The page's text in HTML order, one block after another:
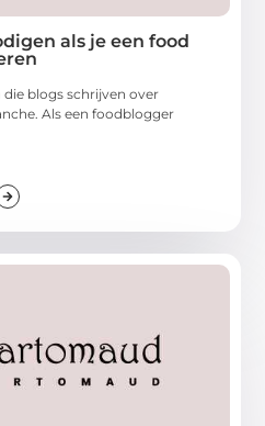
als je een food
blogs schrijven over
Als een foodblogger